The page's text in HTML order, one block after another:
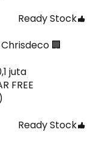
Ready Stock
🏢
juta
FREE
Ready Stock